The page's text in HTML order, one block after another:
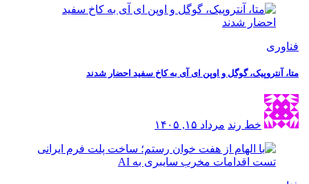
گوگل و اوپن ای آی به کاخ سفید احضار شدند
خط رند مرداد ۱۵, ۱۴۰۵